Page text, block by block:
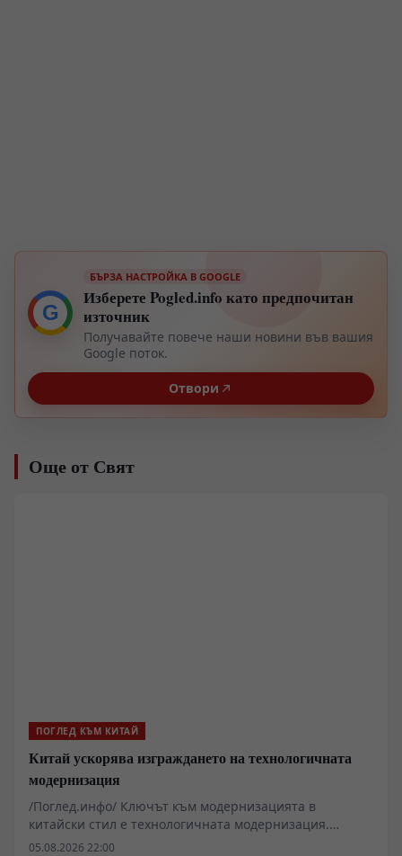
G
БЪРЗА НАСТРОЙКА В GOOGLE
Изберете Pogled.info като предпочитан
източник
Получавайте повече наши новини във вашия
Google поток.
Отвори
Още от Свят
ПОГЛЕД КЪМ КИТАЙ
Китай ускорява изграждането на технологичната
модернизация
/Поглед.инфо/ Ключът към модернизацията в
китайски стил е технологичната модернизация.
Периодът на 15-ия петгодишен план е критичен за
05.08.2026 22:00